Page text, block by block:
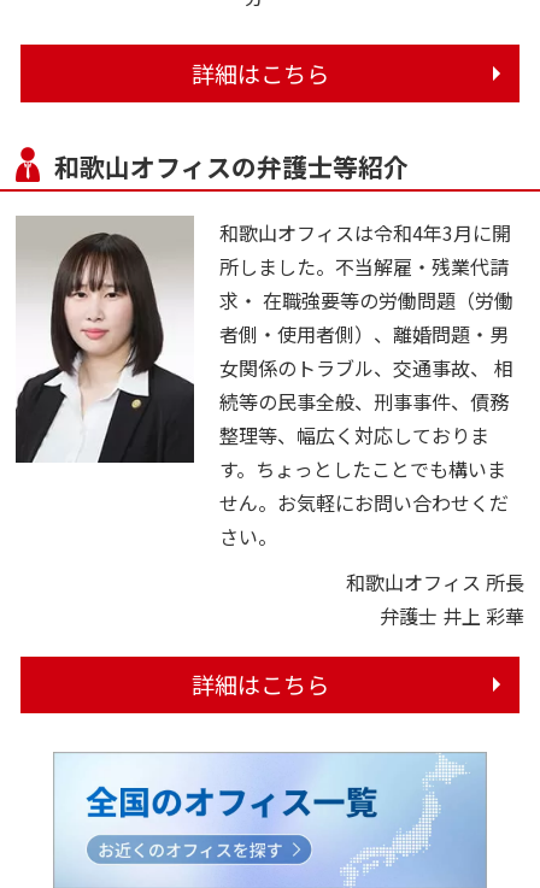
詳細はこちら
和歌山オフィスの弁護士等紹介
和歌山オフィスは令和4年3月に開
所しました。不当解雇・残業代請
求・ 在職強要等の労働問題（労働
者側・使用者側）、離婚問題・男
女関係のトラブル、交通事故、 相
続等の民事全般、刑事事件、債務
整理等、幅広く対応しておりま
す。ちょっとしたことでも構いま
せん。お気軽にお問い合わせくだ
さい。
和歌山オフィス 所長
弁護士 井上 彩華
詳細はこちら